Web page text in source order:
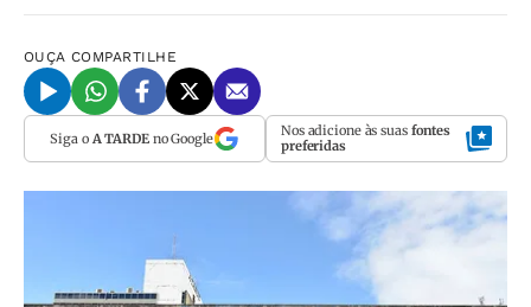
OUÇA COMPARTILHE
Siga o A TARDEno Google Nos adicione às suas fontes
preferidas